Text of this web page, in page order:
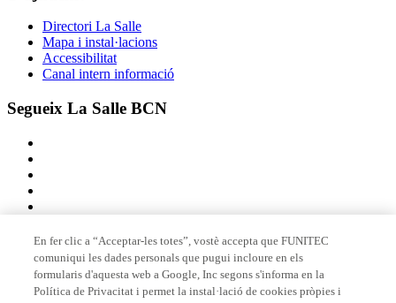
Directori La Salle
Mapa i instal·lacions
Accessibilitat
Canal intern informació
Segueix La Salle BCN
Membre de
En fer clic a “Acceptar-les totes”, vostè accepta que FUNITEC
comuniqui les dades personals que pugui incloure en els
formularis d'aquesta web a Google, Inc segons s'informa en la
Política de Privacitat i permet la instal·lació de cookies pròpies i